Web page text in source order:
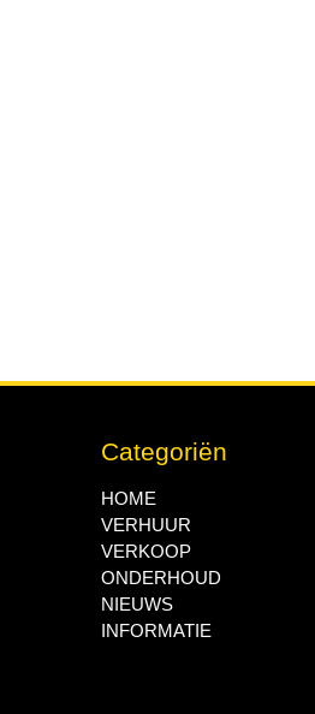
Categoriën
HOME
VERHUUR
VERKOOP
ONDERHOUD
NIEUWS
INFORMATIE